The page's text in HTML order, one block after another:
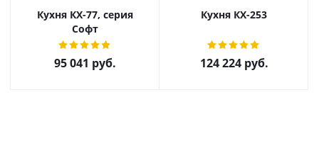
Кухня КХ-77, серия
Софт
95 041 руб.
Кухня КХ-253
124 224руб.